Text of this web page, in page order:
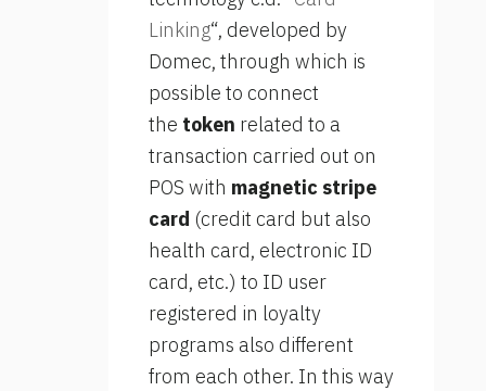
Linking“, developed by
Domec, through which is
possible to connect
the token related to a
transaction carried out on
POS with magnetic stripe
card (credit card but also
health card, electronic ID
card, etc.) to ID user
registered in loyalty
programs also different
from each other. In this way